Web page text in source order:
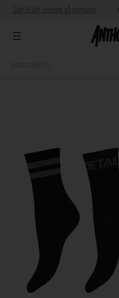
Dag til dag levering på hverdage